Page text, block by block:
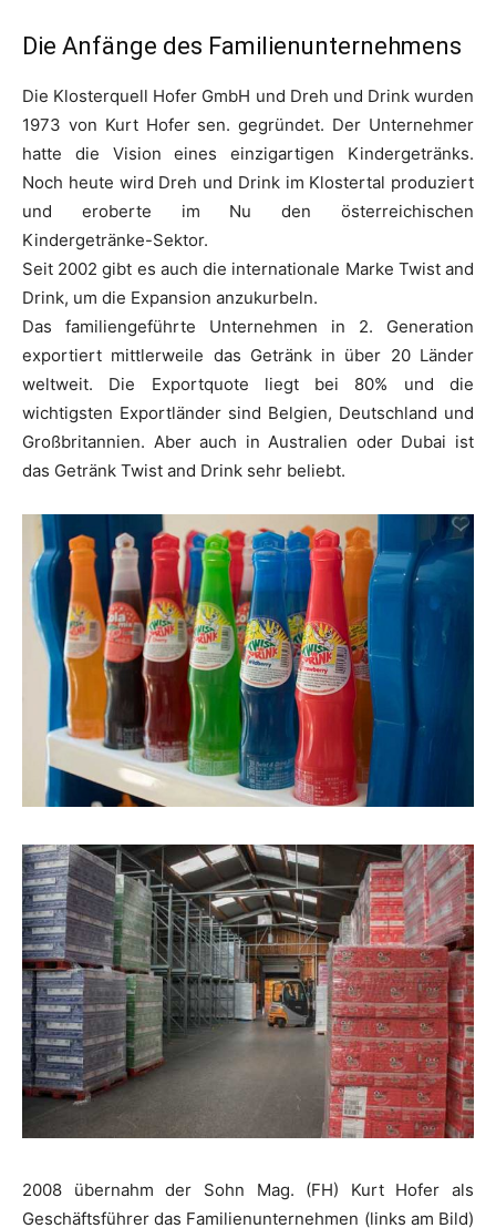
Die Anfänge des Familienunternehmens
Die Klosterquell Hofer GmbH und Dreh und Drink wurden
1973 von Kurt Hofer sen. gegründet. Der Unternehmer
hatte die Vision eines einzigartigen Kindergetränks.
Noch heute wird Dreh und Drink im Klostertal produziert
und eroberte im Nu den österreichischen
Kindergetränke-Sektor.
Seit 2002 gibt es auch die internationale Marke Twist and
Drink, um die Expansion anzukurbeln.
Das familiengeführte Unternehmen in 2. Generation
exportiert mittlerweile das Getränk in über 20 Länder
weltweit. Die Exportquote liegt bei 80% und die
wichtigsten Exportländer sind Belgien, Deutschland und
Großbritannien. Aber auch in Australien oder Dubai ist
das Getränk Twist and Drink sehr beliebt.
2008 übernahm der Sohn Mag. (FH) Kurt Hofer als
Geschäftsführer das Familienunternehmen (links am Bild)